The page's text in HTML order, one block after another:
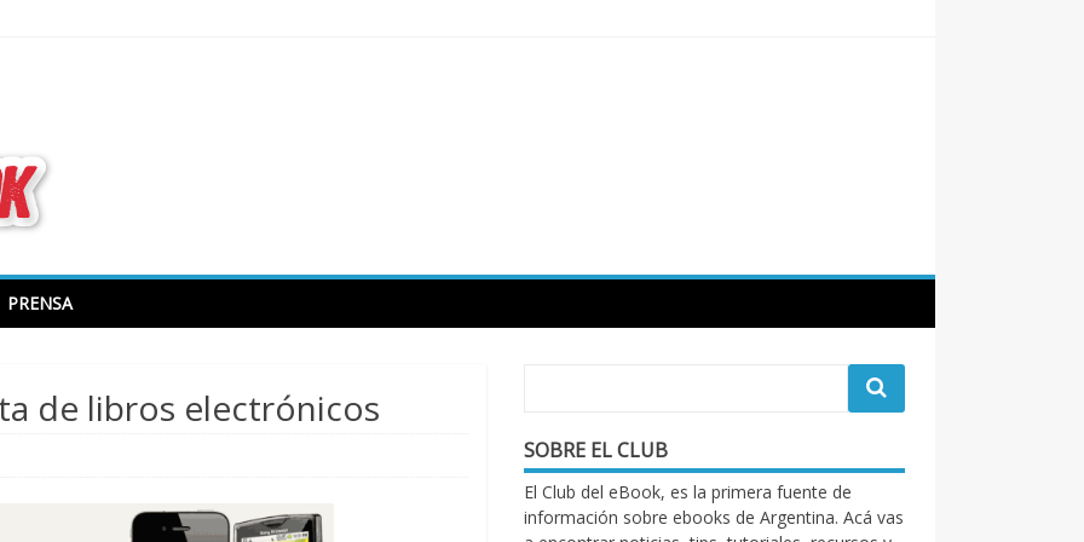
PRENSA
de libros electrónicos
SOBRE EL CLUB
El Club del eBook, es la primera fuente de
información sobre ebooks de Argentina. Acá vas